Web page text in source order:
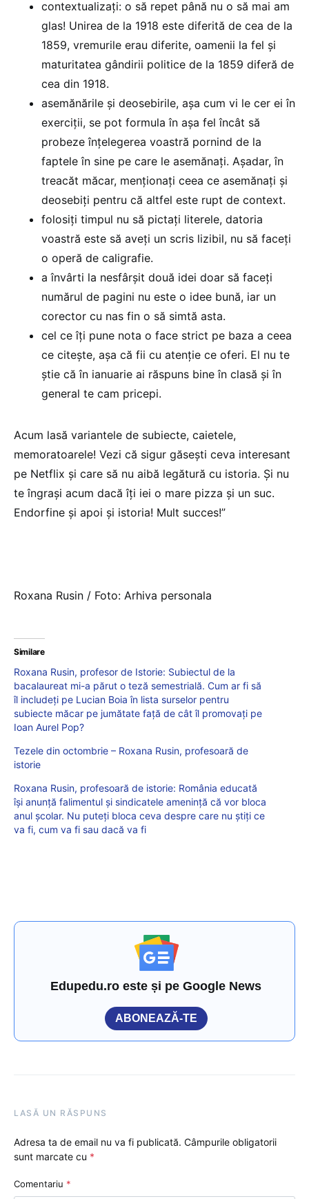
contextualizați: o să repet până nu o să mai am
glas! Unirea de la 1918 este diferită de cea de la
1859, vremurile erau diferite, oamenii la fel și
maturitatea gândirii politice de la 1859 diferă de
cea din 1918.
asemănările și deosebirile, așa cum vi le cer ei în
exerciții, se pot formula în așa fel încât să
probeze înțelegerea voastră pornind de la
faptele în sine pe care le asemănați. Așadar, în
treacăt măcar, menționați ceea ce asemănați și
deosebiți pentru că altfel este rupt de context.
folosiți timpul nu să pictați literele, datoria
voastră este să aveți un scris lizibil, nu să faceți
o operă de caligrafie.
a învârti la nesfârșit două idei doar să faceți
numărul de pagini nu este o idee bună, iar un
corector cu nas fin o să simtă asta.
cel ce îți pune nota o face strict pe baza a ceea
ce citește, așa că fii cu atenție ce oferi. El nu te
știe că în ianuarie ai răspuns bine în clasă și în
general te cam pricepi.
Acum lasă variantele de subiecte, caietele,
memoratoarele! Vezi că sigur găsești ceva interesant
pe Netflix și care să nu aibă legătură cu istoria. Și nu
te îngrași acum dacă îți iei o mare pizza și un suc.
Endorfine și apoi și istoria! Mult succes!”
Roxana Rusin / Foto: Arhiva personala
Similare
Roxana Rusin, profesor de Istorie: Subiectul de la
bacalaureat mi-a părut o teză semestrială. Cum ar fi să
îl includeți pe Lucian Boia în lista surselor pentru
subiecte măcar pe jumătate față de cât îl promovați pe
Ioan Aurel Pop?
Tezele din octombrie – Roxana Rusin, profesoară de
istorie
Roxana Rusin, profesoară de istorie: România educată
își anunță falimentul și sindicatele amenință că vor bloca
anul școlar. Nu puteți bloca ceva despre care nu știți ce
va fi, cum va fi sau dacă va fi
Edupedu.ro este și pe Google News
ABONEAZĂ-TE
LASĂ UN RĂSPUNS
Adresa ta de email nu va fi publicată. Câmpurile obligatorii
sunt marcate cu *
Comentariu *